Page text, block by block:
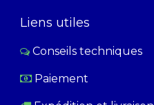
Liens utiles
Conseils techniques
​ Paiement